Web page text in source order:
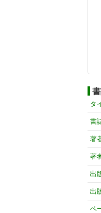
タ
書
著
著
出
出
ペ